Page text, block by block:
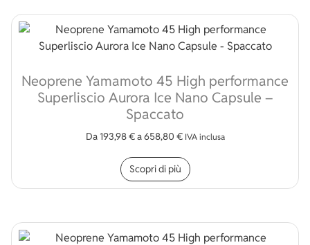
Neoprene Yamamoto 45 High performance
Superliscio Aurora Ice Nano Capsule –
Spaccato
Da 193,98€a658,80 € IVA inclusa
Scopri di più